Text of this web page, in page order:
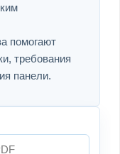
помогают
требования
панели.